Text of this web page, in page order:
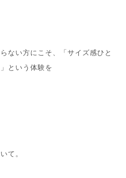
ない方にこそ、「サイズ感ひと
という体験を
て。